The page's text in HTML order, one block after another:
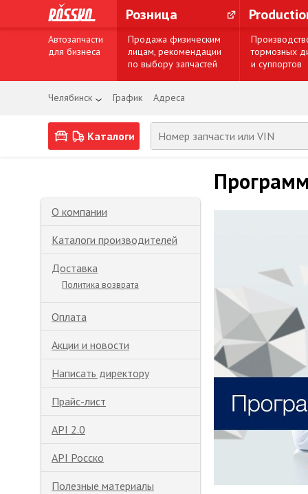
Розница
Автозапчасти
для бизнеса
Продажа физическим
лицам, рекомендации
по выбору запчастей
тормозных
и суппортов
Челябинск График Адреса
Каталоги
О компании
Каталоги производителей
Доставка
Политика возврата
Оплата
Акции и новости
Написать директору
Прайс-лист
API 2.0
API Росско
Полезные материалы